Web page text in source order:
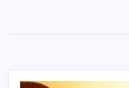
content